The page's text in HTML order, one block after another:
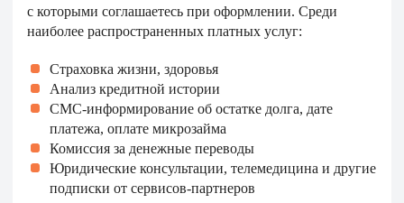
с которыми соглашаетесь при оформлении. Среди
наиболее распространенных платных услуг:
Страховка жизни, здоровья
Анализ кредитной истории
СМС-информирование об остатке долга, дате
платежа, оплате микрозайма
Комиссия за денежные переводы
Юридические консультации, телемедицина и другие
подписки от сервисов-партнеров